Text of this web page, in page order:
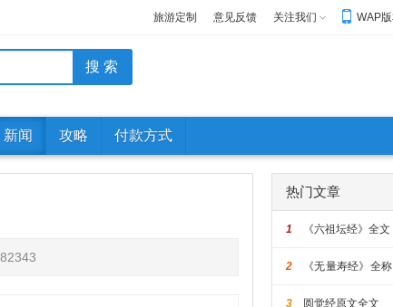
旅游定制 意见反馈 关注我们 WAP
新闻 攻略 付款方式
热门文章
1 《六祖坛经》全文
2 《无量寿经》全
觉经》原文全文
3 圆觉经原文全文